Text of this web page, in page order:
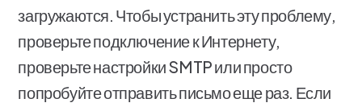
загружаются. Чтобы устранить эту проблему,
проверьте подключение к Интернету,
проверьте настройки SMTP или просто
попробуйте отправить письмо еще раз. Если